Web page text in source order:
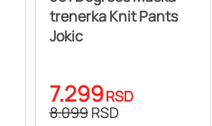
trenerka Knit Pants
Jokic
7.299RSD
8.099RSD